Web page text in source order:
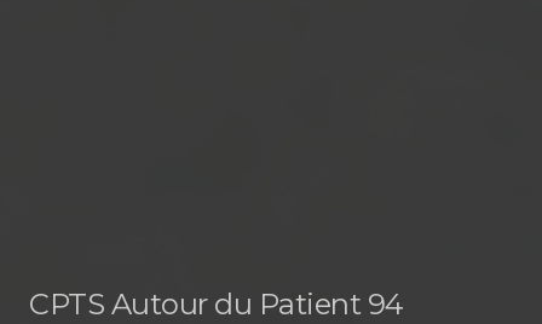
CPTS Autour du Patient 94